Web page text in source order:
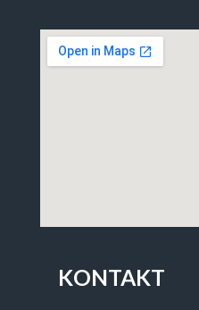
KONTAKT